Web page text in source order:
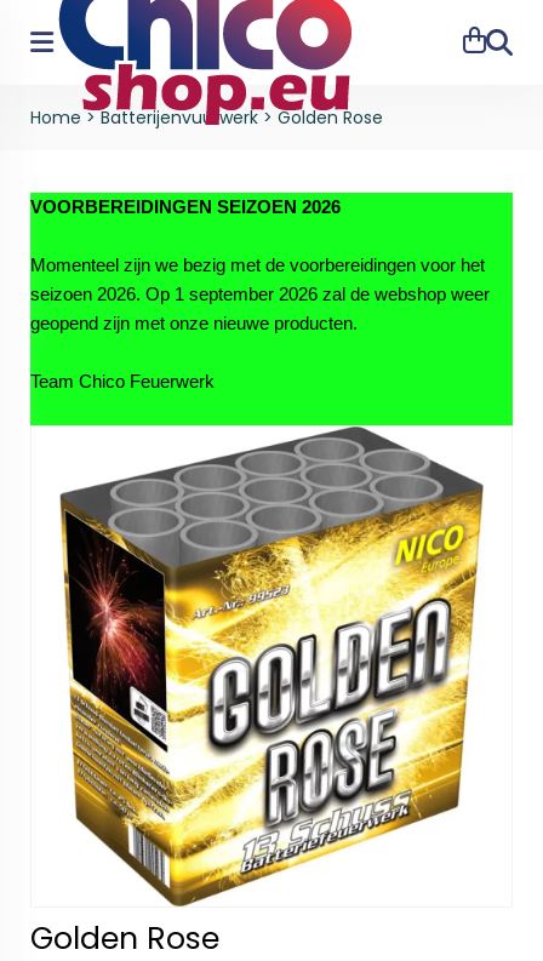
Home >Batterijenvuurwerk> Golden Rose
VOORBEREIDINGEN SEIZOEN 2026
Momenteel zijn we bezig met de voorbereidingen voor het
seizoen 2026. Op 1 september 2026 zal de webshop weer
geopend zijn met onze nieuwe producten.
Team Chico Feuerwerk
Golden Rose